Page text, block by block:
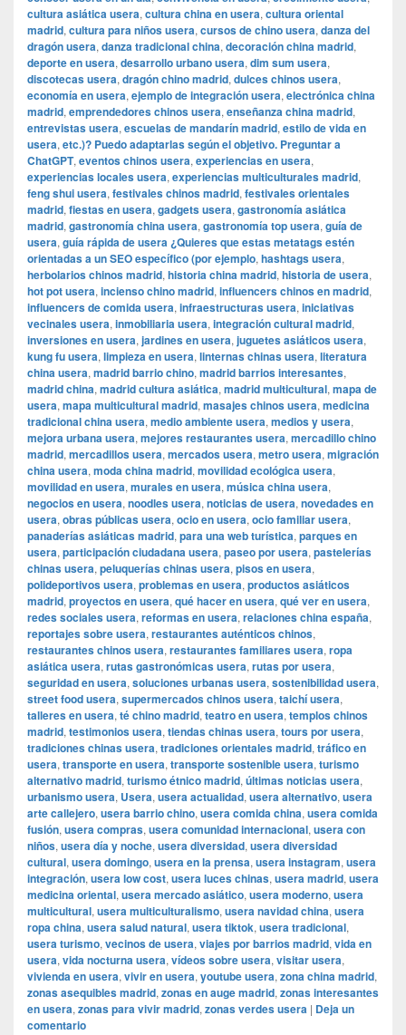
cultura asiática usera, cultura china en usera, cultura oriental
madrid, cultura para niños usera, cursos de chino usera, danza del
dragón usera, danza tradicional china, decoración china madrid,
deporte en usera, desarrollo urbano usera, dim sum usera,
discotecas usera, dragón chino madrid, dulces chinos usera,
economía en usera, ejemplo de integración usera, electrónica china
madrid, emprendedores chinos usera, enseñanza china madrid,
entrevistas usera, escuelas de mandarín madrid, estilo de vida en
usera, etc.)? Puedo adaptarlas según el objetivo. Preguntar a
ChatGPT, eventos chinos usera, experiencias en usera,
experiencias locales usera, experiencias multiculturales madrid,
feng shui usera, festivales chinos madrid, festivales orientales
madrid, fiestas en usera, gadgets usera, gastronomía asiática
madrid, gastronomía china usera, gastronomía top usera, guía de
usera, guía rápida de usera ¿Quieres que estas metatags estén
orientadas a un SEO específico (por ejemplo, hashtags usera,
herbolarios chinos madrid, historia china madrid, historia de usera,
hot pot usera, incienso chino madrid, influencers chinos en madrid,
influencers de comida usera, infraestructuras usera, iniciativas
vecinales usera, inmobiliaria usera, integración cultural madrid,
inversiones en usera, jardines en usera, juguetes asiáticos usera,
kung fu usera, limpieza en usera, linternas chinas usera, literatura
china usera, madrid barrio chino, madrid barrios interesantes,
madrid china, madrid cultura asiática, madrid multicultural, mapa de
usera, mapa multicultural madrid, masajes chinos usera, medicina
tradicional china usera, medio ambiente usera, medios y usera,
mejora urbana usera, mejores restaurantes usera, mercadillo chino
madrid, mercadillos usera, mercados usera, metro usera, migración
china usera, moda china madrid, movilidad ecológica usera,
movilidad en usera, murales en usera, música china usera,
negocios en usera, noodles usera, noticias de usera, novedades en
usera, obras públicas usera, ocio en usera, ocio familiar usera,
panaderías asiáticas madrid, para una web turística, parques en
usera, participación ciudadana usera, paseo por usera, pastelerías
chinas usera, peluquerías chinas usera, pisos en usera,
polideportivos usera, problemas en usera, productos asiáticos
madrid, proyectos en usera, qué hacer en usera, qué ver en usera,
redes sociales usera, reformas en usera, relaciones china españa,
reportajes sobre usera, restaurantes auténticos chinos,
restaurantes chinos usera, restaurantes familiares usera, ropa
asiática usera, rutas gastronómicas usera, rutas por usera,
seguridad en usera, soluciones urbanas usera, sostenibilidad usera,
street food usera, supermercados chinos usera, taichí usera,
talleres en usera, té chino madrid, teatro en usera, templos chinos
madrid, testimonios usera, tiendas chinas usera, tours por usera,
tradiciones chinas usera, tradiciones orientales madrid, tráfico en
usera, transporte en usera, transporte sostenible usera, turismo
alternativo madrid, turismo étnico madrid, últimas noticias usera,
urbanismo usera, Usera, usera actualidad, usera alternativo, usera
arte callejero, usera barrio chino, usera comida china, usera comida
fusión, usera compras, usera comunidad internacional, usera con
niños, usera día y noche, usera diversidad, usera diversidad
cultural, usera domingo, usera en la prensa, usera instagram, usera
integración, usera low cost, usera luces chinas, usera madrid, usera
medicina oriental, usera mercado asiático, usera moderno, usera
multicultural, usera multiculturalismo, usera navidad china, usera
ropa china, usera salud natural, usera tiktok, usera tradicional,
usera turismo, vecinos de usera, viajes por barrios madrid, vida en
usera, vida nocturna usera, vídeos sobre usera, visitar usera,
vivienda en usera, vivir en usera, youtube usera, zona china madrid,
zonas asequibles madrid, zonas en auge madrid, zonas interesantes
en usera, zonas para vivir madrid, zonas verdes usera | Deja un
comentario